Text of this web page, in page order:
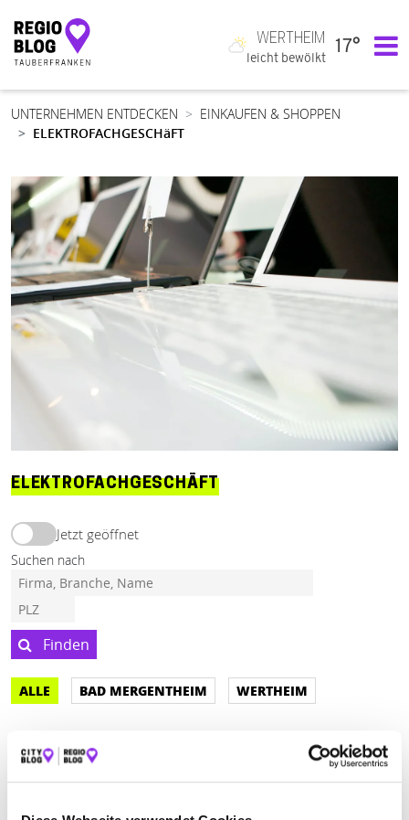
Hauptnavigation
WERTHEIM
leicht bewölkt
17°
UNTERNEHMEN ENTDECKEN
EINKAUFEN & SHOPPEN
ELEKTROFACHGESCHäFT
ELEKTROFACHGESCHÄFT
Jetzt geöffnet
Suchen nach
Finden
ALLE BAD MERGENTHEIM WERTHEIM
Geschlossen - öffnet um 09:00 Uhr